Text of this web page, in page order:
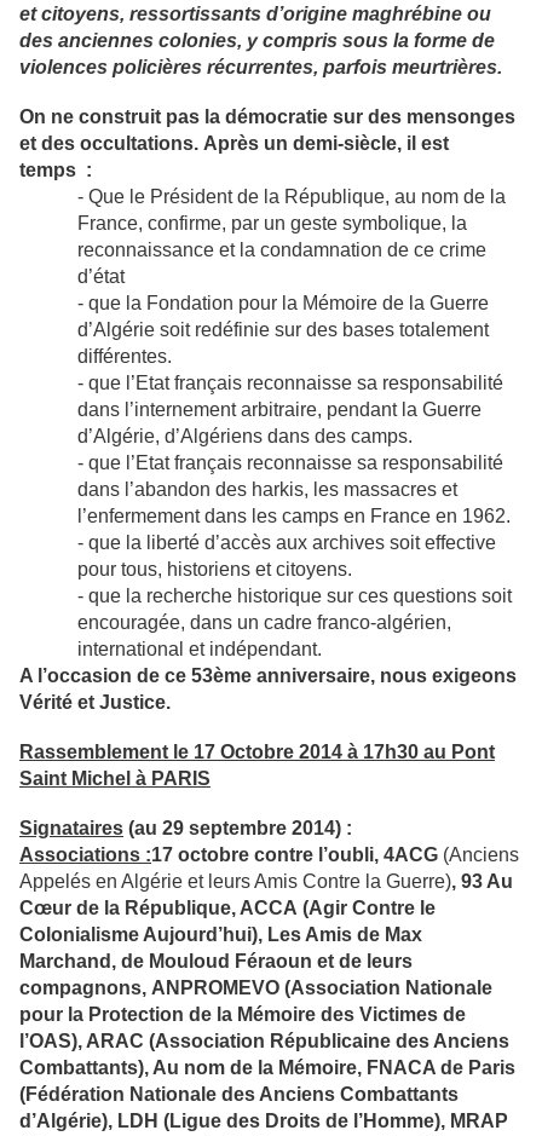
et citoyens, ressortissants d’origine maghrébine ou
des anciennes colonies, y compris sous la forme de
violences policières récurrentes, parfois meurtrières.
On ne construit pas la démocratie sur des mensonges
et des occultations. Après un demi-siècle, il est
temps :
- Que le Président de la République, au nom de la
France, confirme, par un geste symbolique, la
reconnaissance et la condamnation de ce crime
d’état
- que la Fondation pour la Mémoire de la Guerre
d’Algérie soit redéfinie sur des bases totalement
différentes.
- que l’Etat français reconnaisse sa responsabilité
dans l’internement arbitraire, pendant la Guerre
d’Algérie, d’Algériens dans des camps.
- que l’Etat français reconnaisse sa responsabilité
dans l’abandon des harkis, les massacres et
l’enfermement dans les camps en France en 1962.
- que la liberté d’accès aux archives soit effective
pour tous, historiens et citoyens.
- que la recherche historique sur ces questions soit
encouragée, dans un cadre franco-algérien,
international et indépendant.
A l’occasion de ce 53ème anniversaire, nous exigeons
Vérité et Justice.
Rassemblement le 17 Octobre 2014 à 17h30 au Pont
Saint Michel à PARIS
Signataires (au 29 septembre 2014) :
Associations :17 octobre contre l’oubli, 4ACG (Anciens
Appelés en Algérie et leurs Amis Contre la Guerre), 93 Au
Cœur de la République, ACCA (Agir Contre le
Colonialisme Aujourd’hui), Les Amis de Max
Marchand, de Mouloud Féraoun et de leurs
compagnons, ANPROMEVO (Association Nationale
pour la Protection de la Mémoire des Victimes de
l’OAS), ARAC (Association Républicaine des Anciens
Combattants), Au nom de la Mémoire, FNACA de Paris
(Fédération Nationale des Anciens Combattants
d’Algérie), LDH (Ligue des Droits de l’Homme), MRAP